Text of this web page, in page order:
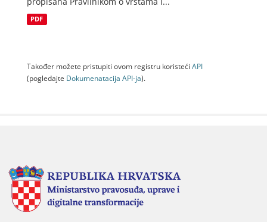
PDF
Također možete pristupiti ovom registru koristeći API
(pogledajte Dokumenаtаcijа API-jа).